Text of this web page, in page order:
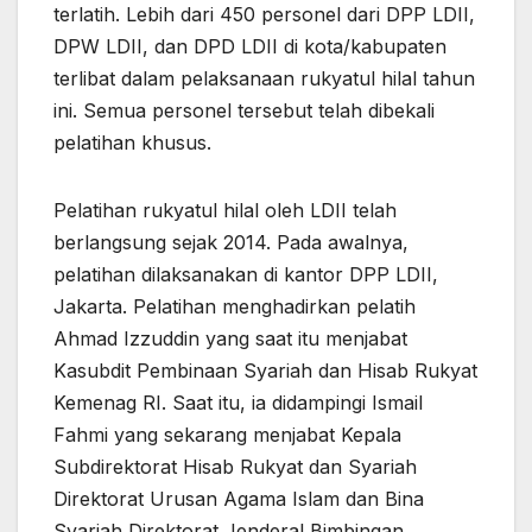
terlatih. Lebih dari 450 personel dari DPP LDII,
DPW LDII, dan DPD LDII di kota/kabupaten
terlibat dalam pelaksanaan rukyatul hilal tahun
ini. Semua personel tersebut telah dibekali
pelatihan khusus.
Pelatihan rukyatul hilal oleh LDII telah
berlangsung sejak 2014. Pada awalnya,
pelatihan dilaksanakan di kantor DPP LDII,
Jakarta. Pelatihan menghadirkan pelatih
Ahmad Izzuddin yang saat itu menjabat
Kasubdit Pembinaan Syariah dan Hisab Rukyat
Kemenag RI. Saat itu, ia didampingi Ismail
Fahmi yang sekarang menjabat Kepala
Subdirektorat Hisab Rukyat dan Syariah
Direktorat Urusan Agama Islam dan Bina